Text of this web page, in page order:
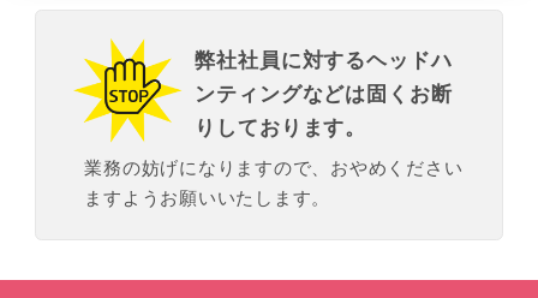
・2023年6月(1記事)
・2023年5月(1記事)
・2023年4月(1記事)
・2022年12月(3記事)
弊社社員に対するヘッドハ
ンティングなどは固くお断
りしております。
業務の妨げになりますので、おやめください
ますようお願いいたします。